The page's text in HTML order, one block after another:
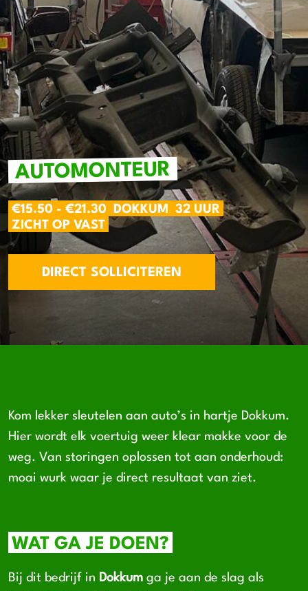
AUTOMONTEUR
€15.50 - €21.30 DOKKUM
32 UUR
ZICHT OP VAST
DIRECT SOLLICITEREN
Kom lekker sleutelen aan auto’s in hartje Dokkum.
Hier wordt elk voertuig weer klear makke voor de
weg. Van storingen oplossen tot aan onderhoud:
moai wurk waar je direct resultaat van ziet.
WAT GA JE DOEN?
Bij dit bedrijf in Dokkum ga je aan de slag als